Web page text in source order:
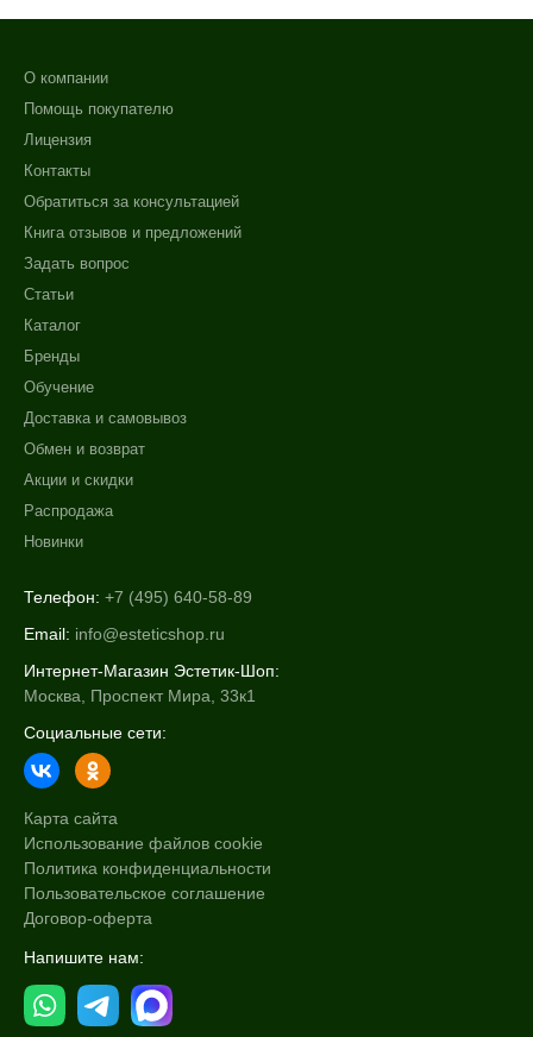
О компании
Помощь покупателю
Лицензия
Контакты
Обратиться за консультацией
Книга отзывов и предложений
Задать вопрос
Статьи
Каталог
Бренды
Обучение
Доставка и самовывоз
Обмен и возврат
Акции и скидки
Распродажа
Новинки
Телефон: +7 (495) 640-58-89
Email: info@esteticshop.ru
Интернет-Магазин Эстетик-Шоп:
Москва, Проспект Мира, 33к1
Социальные сети:
Карта сайта
Использование файлов cookie
Политика конфиденциальности
Пользовательское соглашение
Договор-оферта
Напишите нам: